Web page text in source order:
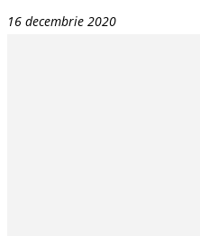
16 decembrie 2020